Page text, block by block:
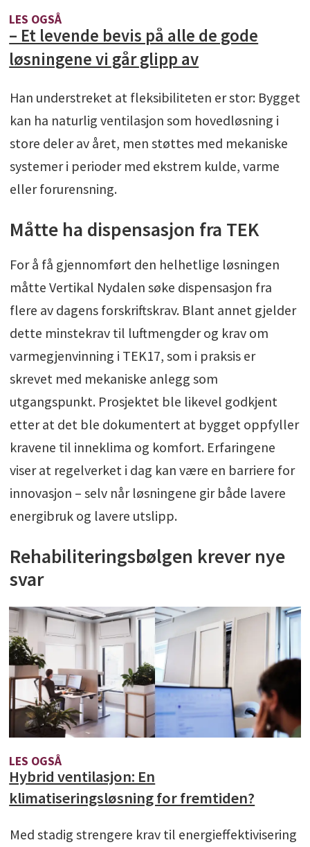
LES OGSÅ
– Et levende bevis på alle de gode
løsningene vi går glipp av
Han understreket at fleksibiliteten er stor: Bygget
kan ha naturlig ventilasjon som hovedløsning i
store deler av året, men støttes med mekaniske
systemer i perioder med ekstrem kulde, varme
eller forurensning.
Måtte ha dispensasjon fra TEK
For å få gjennomført den helhetlige løsningen
måtte Vertikal Nydalen søke dispensasjon fra
flere av dagens forskriftskrav. Blant annet gjelder
dette minstekrav til luftmengder og krav om
varmegjenvinning i TEK17, som i praksis er
skrevet med mekaniske anlegg som
utgangspunkt. Prosjektet ble likevel godkjent
etter at det ble dokumentert at bygget oppfyller
kravene til inneklima og komfort. Erfaringene
viser at regelverket i dag kan være en barriere for
innovasjon – selv når løsningene gir både lavere
energibruk og lavere utslipp.
Rehabiliteringsbølgen krever nye
svar
LES OGSÅ
Hybrid ventilasjon: En
klimatiseringsløsning for fremtiden?
Med stadig strengere krav til energieffektivisering